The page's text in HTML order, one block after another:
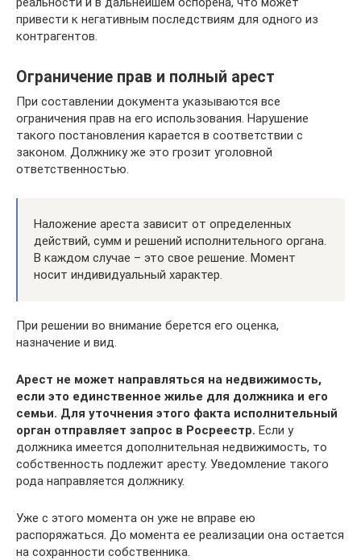
привести к негативным последствиям для одного из
контрагентов.
Ограничение прав и полный арест
При составлении документа указываются все
ограничения прав на его использования. Нарушение
такого постановления карается в соответствии с
законом. Должнику же это грозит уголовной
ответственностью.
Наложение ареста зависит от определенных
действий, сумм и решений исполнительного органа.
В каждом случае – это свое решение. Момент
носит индивидуальный характер.
При решении во внимание берется его оценка,
назначение и вид.
Арест не может направляться на недвижимость,
если это единственное жилье для должника и его
семьи. Для уточнения этого факта исполнительный
орган отправляет запрос в Росреестр. Если у
должника имеется дополнительная недвижимость, то
собственность подлежит аресту. Уведомление такого
рода направляется должнику.
Уже с этого момента он уже не вправе ею
распоряжаться. До момента ее реализации она остается
на сохранности собственника.